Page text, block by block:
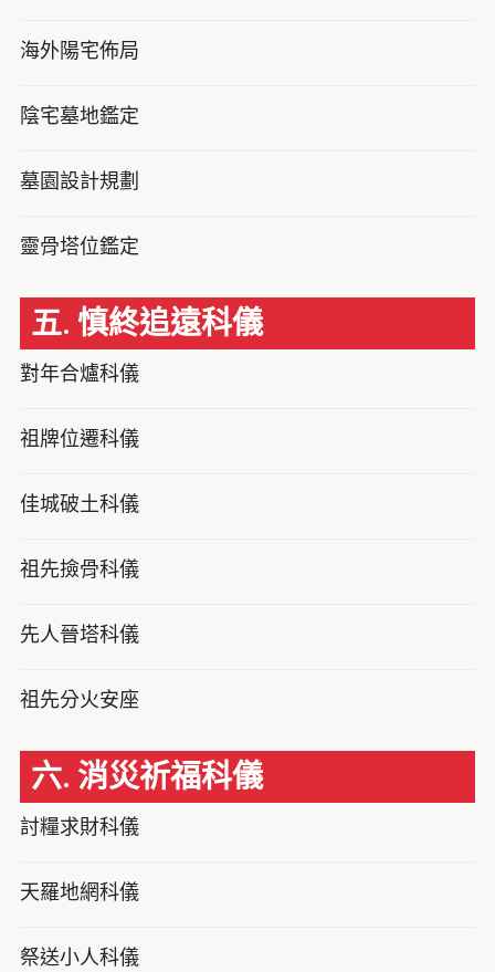
海外陽宅佈局
陰宅墓地鑑定
墓園設計規劃
靈骨塔位鑑定
五. 慎終追遠科儀
對年合爐科儀
祖牌位遷科儀
佳城破土科儀
祖先撿骨科儀
先人晉塔科儀
祖先分火安座
六. 消災祈福科儀
討糧求財科儀
天羅地網科儀
祭送小人科儀